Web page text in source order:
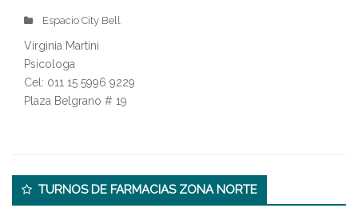
Espacio City Bell
Virginia Martini
Psicologa
Cel: 011 15 5996 9229
Plaza Belgrano # 19
Secondary
Sidebar
TURNOS DE FARMACIAS ZONA NORTE